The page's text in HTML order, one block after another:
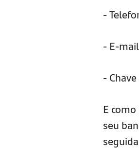
-
- E-mail
-
E
seu